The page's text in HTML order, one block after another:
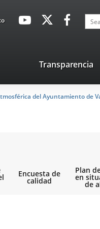
avaHeaderSocial
Link
Link
application.
Transparencia
del Ayuntamiento de
Encuesta de
calidad
Plan
en
de